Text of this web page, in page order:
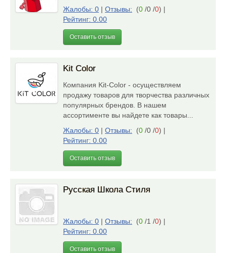
Жалобы: 0 | Отзывы: (0 /0 /0) |
Рейтинг: 0.00
Оставить отзыв
Kit Color
Компания Kit-Color - осуществляем
продажу товаров для творчества различных
популярных брендов. В нашем
ассортименте вы найдете как товары...
Жалобы: 0 | Отзывы: (0 /0 /0) |
Рейтинг: 0.00
Оставить отзыв
Русская Школа Стиля
Жалобы: 0 | Отзывы: (0 /1 /0) |
Рейтинг: 0.00
Оставить отзыв